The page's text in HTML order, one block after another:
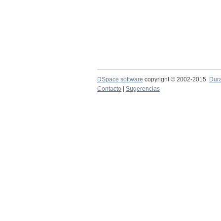
DSpace software copyright © 2002-2015
Contacto
Sugerencias